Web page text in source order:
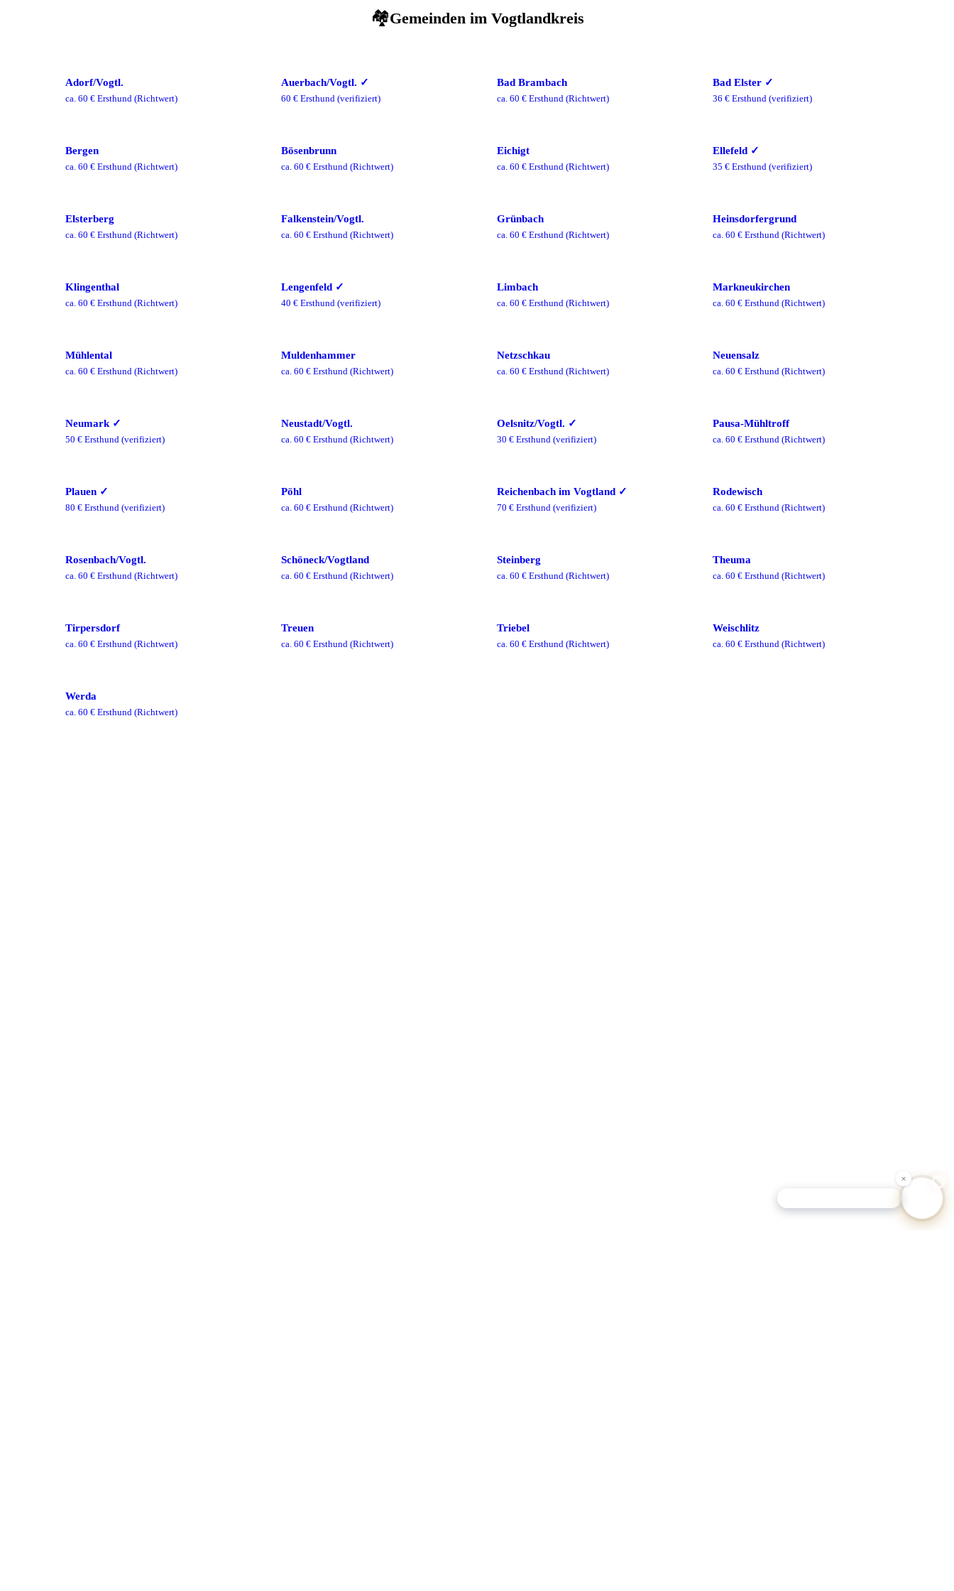
🏘️Gemeinden im Vogtlandkreis
Adorf/Vogtl.
ca. 60 € Ersthund (Richtwert)
Auerbach/Vogtl. ✓
60 € Ersthund (verifiziert)
Bad Brambach
ca. 60 € Ersthund (Richtwert)
Bad Elster ✓
36 € Ersthund (verifiziert)
Bergen
ca. 60 € Ersthund (Richtwert)
Bösenbrunn
ca. 60 € Ersthund (Richtwert)
Eichigt
ca. 60 € Ersthund (Richtwert)
Ellefeld ✓
35 € Ersthund (verifiziert)
Elsterberg
ca. 60 € Ersthund (Richtwert)
Falkenstein/Vogtl.
ca. 60 € Ersthund (Richtwert)
Grünbach
ca. 60 € Ersthund (Richtwert)
Heinsdorfergrund
ca. 60 € Ersthund (Richtwert)
Klingenthal
ca. 60 € Ersthund (Richtwert)
Lengenfeld ✓
40 € Ersthund (verifiziert)
Limbach
ca. 60 € Ersthund (Richtwert)
Markneukirchen
ca. 60 € Ersthund (Richtwert)
Mühlental
ca. 60 € Ersthund (Richtwert)
Muldenhammer
ca. 60 € Ersthund (Richtwert)
Netzschkau
ca. 60 € Ersthund (Richtwert)
Neuensalz
ca. 60 € Ersthund (Richtwert)
Neumark ✓
50 € Ersthund (verifiziert)
Neustadt/Vogtl.
ca. 60 € Ersthund (Richtwert)
Oelsnitz/Vogtl. ✓
30 € Ersthund (verifiziert)
Pausa-Mühltroff
ca. 60 € Ersthund (Richtwert)
Plauen ✓
80 € Ersthund (verifiziert)
Pöhl
ca. 60 € Ersthund (Richtwert)
Reichenbach im Vogtland ✓
70 € Ersthund (verifiziert)
Rodewisch
ca. 60 € Ersthund (Richtwert)
Rosenbach/Vogtl.
ca. 60 € Ersthund (Richtwert)
Schöneck/Vogtland
ca. 60 € Ersthund (Richtwert)
Steinberg
ca. 60 € Ersthund (Richtwert)
Theuma
ca. 60 € Ersthund (Richtwert)
Tirpersdorf
ca. 60 € Ersthund (Richtwert)
Treuen
ca. 60 € Ersthund (Richtwert)
Triebel
ca. 60 € Ersthund (Richtwert)
Weischlitz
ca. 60 € Ersthund (Richtwert)
Werda
ca. 60 € Ersthund (Richtwert)